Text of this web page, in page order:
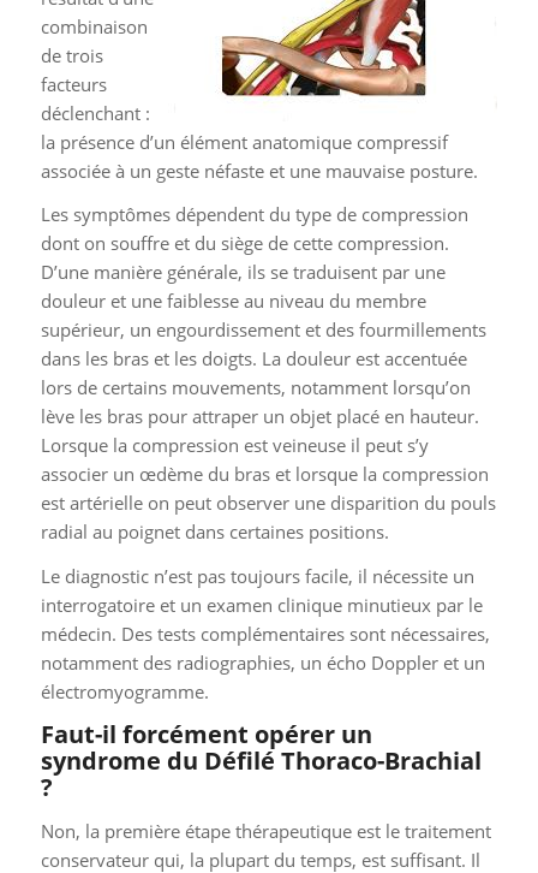
combinaison
de trois
facteurs
déclenchant :
la présence d’un élément anatomique compressif
associée à un geste néfaste et une mauvaise posture.
Les symptômes dépendent du type de compression
dont on souffre et du siège de cette compression.
D’une manière générale, ils se traduisent par une
douleur et une faiblesse au niveau du membre
supérieur, un engourdissement et des fourmillements
dans les bras et les doigts. La douleur est accentuée
lors de certains mouvements, notamment lorsqu’on
lève les bras pour attraper un objet placé en hauteur.
Lorsque la compression est veineuse il peut s’y
associer un œdème du bras et lorsque la compression
est artérielle on peut observer une disparition du pouls
radial au poignet dans certaines positions.
Le diagnostic n’est pas toujours facile, il nécessite un
interrogatoire et un examen clinique minutieux par le
médecin. Des tests complémentaires sont nécessaires,
notamment des radiographies, un écho Doppler et un
électromyogramme.
Faut-il forcément opérer un
syndrome du Défilé Thoraco-Brachial
?
Non, la première étape thérapeutique est le traitement
conservateur qui, la plupart du temps, est suffisant. Il